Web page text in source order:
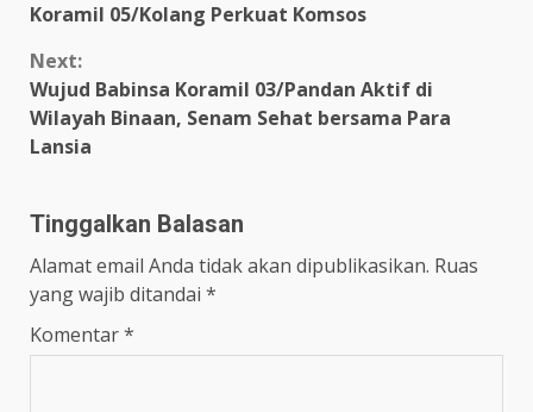
Reading
Koramil 05/Kolang Perkuat Komsos
Next:
Wujud Babinsa Koramil 03/Pandan Aktif di
Wilayah Binaan, Senam Sehat bersama Para
Lansia
Tinggalkan Balasan
Alamat email Anda tidak akan dipublikasikan. Ruas
yang wajib ditandai *
Komentar*